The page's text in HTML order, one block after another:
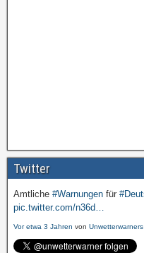
Twitter
Amtliche #Warnungen für
pic.twitter.com/n36d…
Vor etwa 3 Jahren von